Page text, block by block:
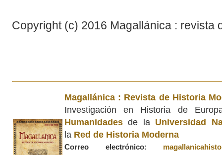
Copyright (c) 2016 Magallánica : revista
Magallánica : Revista de Historia
Investigación en Historia de
Humanidadesde la Universidad
la Red de Historia Moderna
Correo electrónico: